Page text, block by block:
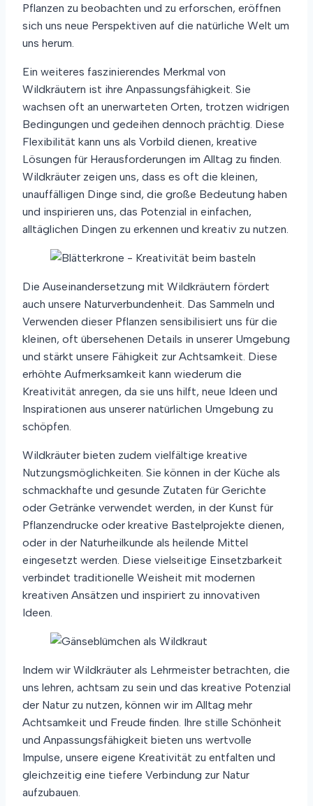
Pflanzen zu beobachten und zu erforschen, eröffnen
sich uns neue Perspektiven auf die natürliche Welt um
uns herum.
Ein weiteres faszinierendes Merkmal von
Wildkräutern ist ihre Anpassungsfähigkeit. Sie
wachsen oft an unerwarteten Orten, trotzen widrigen
Bedingungen und gedeihen dennoch prächtig. Diese
Flexibilität kann uns als Vorbild dienen, kreative
Lösungen für Herausforderungen im Alltag zu finden.
Wildkräuter zeigen uns, dass es oft die kleinen,
unauffälligen Dinge sind, die große Bedeutung haben
und inspirieren uns, das Potenzial in einfachen,
alltäglichen Dingen zu erkennen und kreativ zu nutzen.
Die Auseinandersetzung mit Wildkräutern fördert
auch unsere Naturverbundenheit. Das Sammeln und
Verwenden dieser Pflanzen sensibilisiert uns für die
kleinen, oft übersehenen Details in unserer Umgebung
und stärkt unsere Fähigkeit zur Achtsamkeit. Diese
erhöhte Aufmerksamkeit kann wiederum die
Kreativität anregen, da sie uns hilft, neue Ideen und
Inspirationen aus unserer natürlichen Umgebung zu
schöpfen.
Wildkräuter bieten zudem vielfältige kreative
Nutzungsmöglichkeiten. Sie können in der Küche als
schmackhafte und gesunde Zutaten für Gerichte
oder Getränke verwendet werden, in der Kunst für
Pflanzendrucke oder kreative Bastelprojekte dienen,
oder in der Naturheilkunde als heilende Mittel
eingesetzt werden. Diese vielseitige Einsetzbarkeit
verbindet traditionelle Weisheit mit modernen
kreativen Ansätzen und inspiriert zu innovativen
Ideen.
Indem wir Wildkräuter als Lehrmeister betrachten, die
uns lehren, achtsam zu sein und das kreative Potenzial
der Natur zu nutzen, können wir im Alltag mehr
Achtsamkeit und Freude finden. Ihre stille Schönheit
und Anpassungsfähigkeit bieten uns wertvolle
Impulse, unsere eigene Kreativität zu entfalten und
gleichzeitig eine tiefere Verbindung zur Natur
aufzubauen.